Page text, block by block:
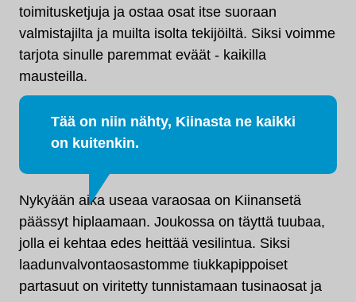
toimitusketjuja ja ostaa osat itse suoraan
valmistajilta ja muilta isolta tekijöiltä. Siksi voimme
tarjota sinulle paremmat eväät - kaikilla
mausteilla.
Tää on niin nähty, Kiinasta ne kaikki
on kuitenkin.
Nykyään aika useaa varaosaa on Kiinansetä
päässyt hiplaamaan. Joukossa on täyttä tuubaa,
jolla ei kehtaa edes heittää vesilintua. Siksi
laadunvalvontaosastomme tiukkapippoiset
partasuut on viritetty tunnistamaan tusinaosat ja